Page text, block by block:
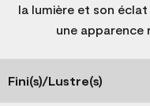
la lumière et son
une apparence
Fini(s)/Lustre(s)